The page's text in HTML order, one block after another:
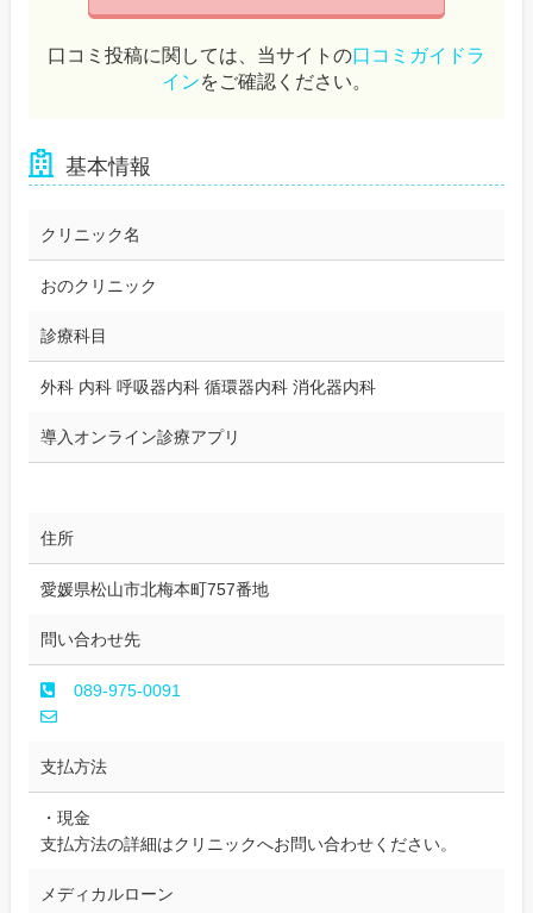
口コミ投稿に関しては、当サイトの口コミガイドラ
インをご確認ください。
基本情報
クリニック名
おのクリニック
診療科目
外科 内科 呼吸器内科 循環器内科 消化器内科
導入オンライン診療アプリ
住所
愛媛県松山市北梅本町757番地
問い合わせ先
089-975-0091
支払方法
・現金
支払方法の詳細はクリニックへお問い合わせください。
メディカルローン